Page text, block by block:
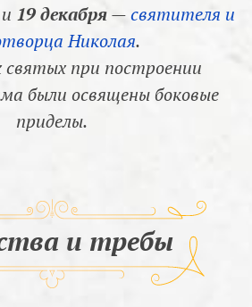
19 декабря—святителя и
Николая.
при построении
были освящены боковые
приделы.
и требы